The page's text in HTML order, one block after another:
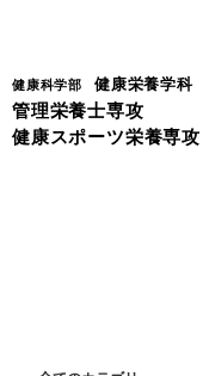
健康科学部 健康栄養学科
管理栄養士専攻
健康スポーツ栄養専攻